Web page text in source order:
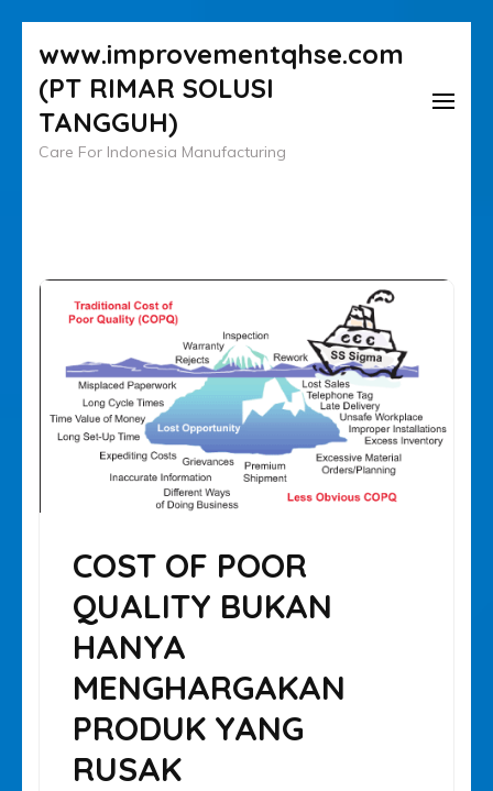
ke
konten
(Tekan
Enter)
www.improvementqhse.com
(PT RIMAR SOLUSI
TANGGUH)
Care For Indonesia Manufacturing
COST OF POOR
QUALITY BUKAN
HANYA
MENGHARGAKAN
PRODUK YANG
RUSAK